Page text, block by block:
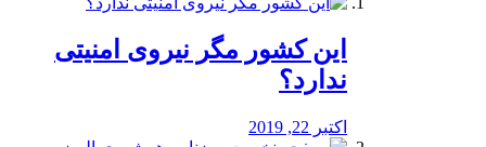
این کشور مگر نیروی امنیتی
ندارد؟
اکتبر 22, 2019